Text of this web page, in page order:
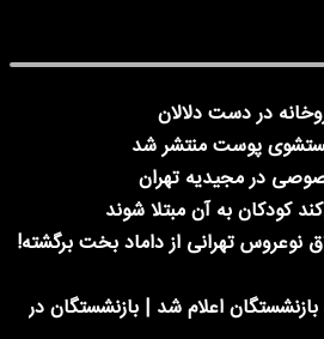
در دست دلالان
پوست منتشر شد
در مجیدیه تهران
کودکان به آن مبتلا شوند
تهرانی از داماد بخت برگشته!
اعلام شد | بازنشستگان در